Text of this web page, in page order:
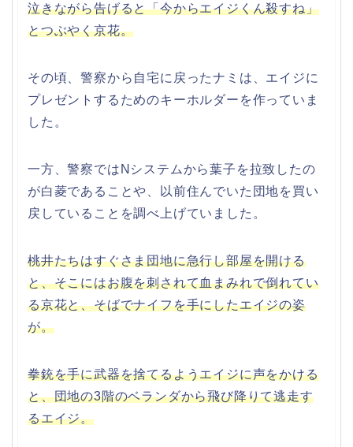
泣きながら告げると「今からエイジくん殺すね」
とつぶやく京花。
その頃、警察から自宅に戻ったナミは、エイジに
プレゼントするためのキーホルダーを作っていま
した。
一方、警察ではNシステムから葉子を拉致したの
が白菱であることや、以前住んでいた団地を買い
戻していることを調べ上げていました。
桃井たちはすぐさま団地に急行し部屋を開ける
と、そこにはお腹を刺されて血まみれで倒れてい
る京花と、そばでナイフを手にしたエイジの姿
が。
拳銃を手に武器を捨てるようエイジに声をかける
と、団地の3階のベランダから飛び降りて逃走す
るエイジ。